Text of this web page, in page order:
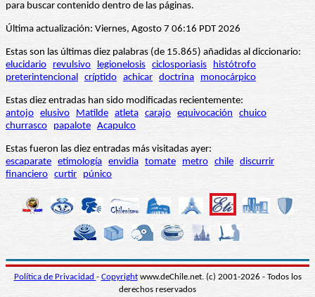
para buscar contenido dentro de las páginas.
Última actualización: Viernes, Agosto 7 06:16 PDT 2026
Estas son las últimas diez palabras (de 15.865) añadidas al diccionario:
elucidario
revulsivo legionelosis ciclosporiasis
histótrofo
preterintencional críptido achicar doctrina monocárpico
Estas diez entradas han sido modificadas recientemente:
antojo elusivo Matilde atleta carajo equivocación
chuico
churrasco
papalote Acapulco
Estas fueron las diez entradas más visitadas ayer:
escaparate etimología envidia tomate metro chile discurrir
financiero curtir púnico
Política de Privacidad - Copyrightwww.deChile.net. (c) 2001-2026 - Todos los
derechos reservados